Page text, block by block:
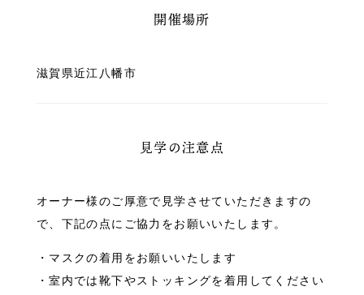
開催場所
滋賀県近江八幡市
見学の注意点
オーナー様のご厚意で見学させていただきますの
で、下記の点にご協力をお願いいたします。
・マスクの着用をお願いいたします
・室内では靴下やストッキングを着用してください